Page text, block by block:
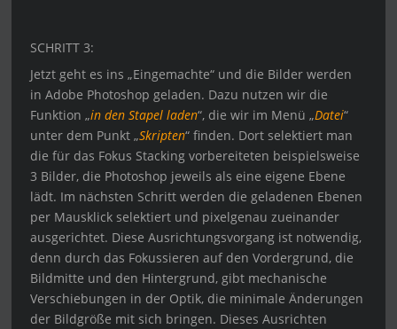
SCHRITT 3:
Jetzt geht es ins „Eingemachte“ und die Bilder werden
in Adobe Photoshop geladen. Dazu nutzen wir die
Funktion „in den Stapel laden“, die wir im Menü „Datei“
unter dem Punkt „Skripten“ finden. Dort selektiert man
die für das Fokus Stacking vorbereiteten beispielsweise
3 Bilder, die Photoshop jeweils als eine eigene Ebene
lädt. Im nächsten Schritt werden die geladenen Ebenen
per Mausklick selektiert und pixelgenau zueinander
ausgerichtet. Diese Ausrichtungsvorgang ist notwendig,
denn durch das Fokussieren auf den Vordergrund, die
Bildmitte und den Hintergrund, gibt mechanische
Verschiebungen in der Optik, die minimale Änderungen
der Bildgröße mit sich bringen. Dieses Ausrichten